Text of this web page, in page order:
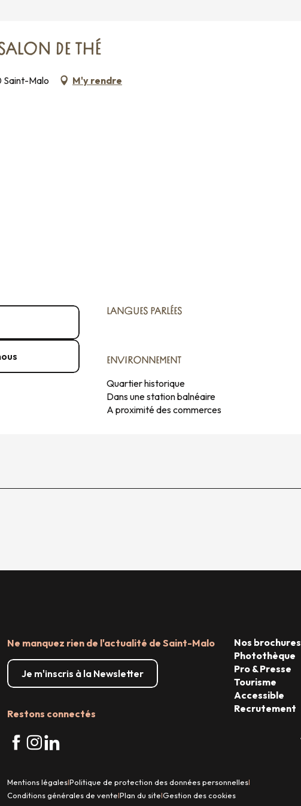
DE THÉ
Saint-Malo M'y rendre
LANGUES PARLÉES
LANGUES PARLÉES
ENVIRONNEMENT
ENVIRONNEMENT
Quartier historique
Dans une station balnéaire
A proximité des commerces
Ne manquez rien de l'actualité de Saint-Malo
Je m'inscris à la Newsletter
Restons connectés
Nos brochures
Photothèque
Pro & Presse
Tourisme
Accessible
Recrutement
Mentions légales|Politique de protection des données personnelles|
Conditions générales de vente|Plan du site|Gestion des cookies